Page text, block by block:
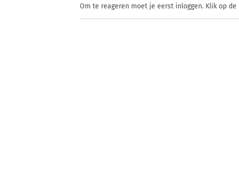
Om te reageren moet je eerst inloggen. Klik op